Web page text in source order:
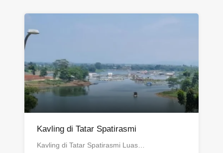
Kavling di Tatar Spatirasmi
Kavling di Tatar Spatirasmi Luas…